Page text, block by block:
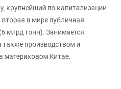
крупнейший по капитализации
вторая в мире публичная
млрд тонн). Занимается
также производством и
материковом Китае.